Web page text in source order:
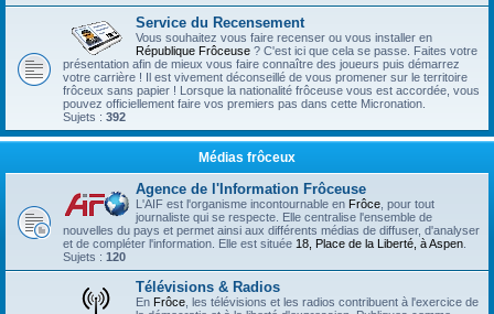
Service du Recensement
Vous souhaitez vous faire recenser ou vous installer en
République Frôceuse ? C'est ici que cela se passe. Faites votre
présentation afin de mieux vous faire connaître des joueurs puis démarrez
votre carrière ! Il est vivement déconseillé de vous promener sur le territoire
frôceux sans papier ! Lorsque la nationalité frôceuse vous est accordée, vous
pouvez officiellement faire vos premiers pas dans cette Micronation.
Sujets : 392
Médias frôceux
Agence de l'Information Frôceuse
L'AIF est l'organisme incontournable en Frôce , pour tout
journaliste qui se respecte. Elle centralise l'ensemble de
nouvelles du pays et permet ainsi aux différents médias de diffuser, d'analyser
et de compléter l'information. Elle est située 18, Place de la Liberté, à Aspen
Sujets : 120
Télévisions & Radios
En Frôce , les télévisions et les radios contribuent à l'exercice de